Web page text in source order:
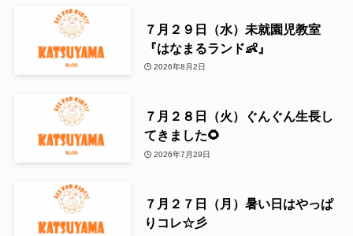
７月２９日（水）未就園児教室
『はなまるランド👶』
2026年8月2日
７月２８日（火）ぐんぐん生長し
てきました🌻
2026年7月29日
７月２７日（月）暑い日はやっぱ
りコレ☆彡